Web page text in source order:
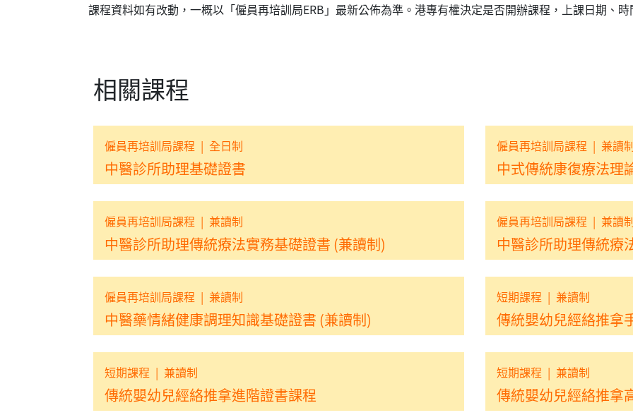
課程資料如有改動，一概以「僱員再培訓局ERB」最新公佈為準。港專有權決定是否開辦課程，上課日期、
相關課程
僱員再培訓局課程 | 全日制
中醫診所助理基礎證書
僱員再培訓局課程 | 兼讀
中式傳統康復療法理
僱員再培訓局課程 | 兼讀制
中醫診所助理傳統療法實務基礎證書 (兼讀制)
僱員再培訓局課程 | 兼讀
中醫診所助理傳統療
僱員再培訓局課程 | 兼讀制
中醫藥情緒健康調理知識基礎證書 (兼讀制)
短期課程 | 兼讀制
傳統嬰幼兒經絡推拿
短期課程 | 兼讀制
傳統嬰幼兒經絡推拿進階證書課程
短期課程 | 兼讀制
傳統嬰幼兒經絡推拿